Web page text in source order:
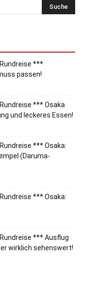
***
passen!
*** Osaka
und leckeres Essen!
*** Osaka:
(Daruma-
*** Osaka:
*** Ausflug
wirklich sehenswert!